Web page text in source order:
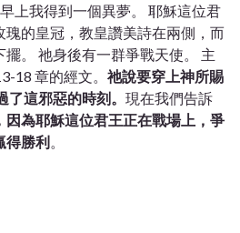
上我得到一個異夢。 耶穌這位君
瑰的皇冠，教皇讚美詩在兩側，而
。 祂身後有一群爭戰天使。 主
18 章的經文。 祂說要穿上神所賜
這邪惡的時刻。 現在我們告訴
因為耶穌這位君王正在戰場上，爭
得勝利